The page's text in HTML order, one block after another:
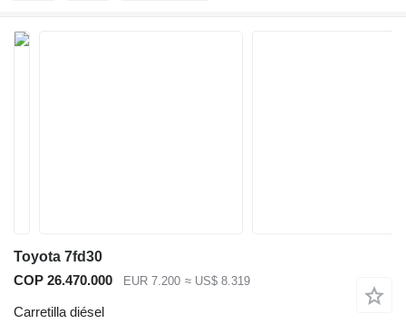
Toyota 7fd30
COP 26.470.000
EUR 7.200 ≈ US$ 8.319
Carretilla diésel